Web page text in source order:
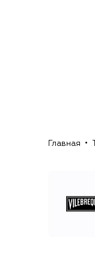
Главная